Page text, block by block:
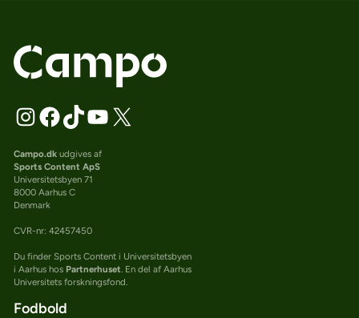
Campo.dkudgives af
Sports Content ApS
Universitetsbyen 71
8000 Aarhus C
Denmark
CVR-nr: 42457450
Du finder Sports Content i Universitetsbyen
i Aarhus hos Partnerhuset. En del af Aarhus
Universitets forskningsfond.
Fodbold